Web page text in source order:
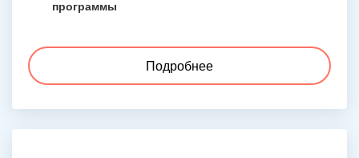
программы
Подробнее